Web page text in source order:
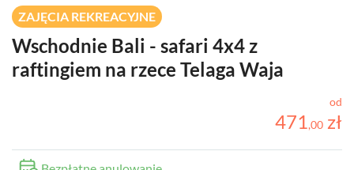
ZAJĘCIA REKREACYJNE
Wschodnie Bali - safari 4x4 z
raftingiem na rzece Telaga Waja
od
471,00 zł